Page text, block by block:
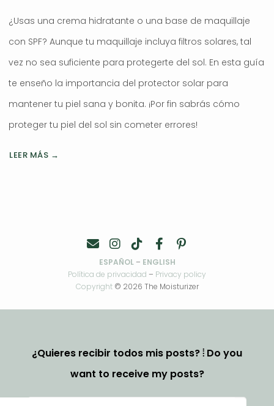
¿Usas una crema hidratante o una base de maquillaje
con SPF? Aunque tu maquillaje incluya filtros solares, tal
vez no sea suficiente para protegerte del sol. En esta guía
te enseño la importancia del protector solar para
mantener tu piel sana y bonita. ¡Por fin sabrás cómo
proteger tu piel del sol sin cometer errores!
LEER MÁS →
ESPAÑOL– ENGLISH
Política de privacidad – Privacy policy
Copyright© 2026 The Moisturizer
¿Quieres recibir todos mis posts? ⦙ Do you
want to receive my posts?